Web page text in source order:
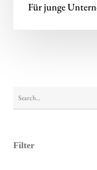
Für junge
Filter